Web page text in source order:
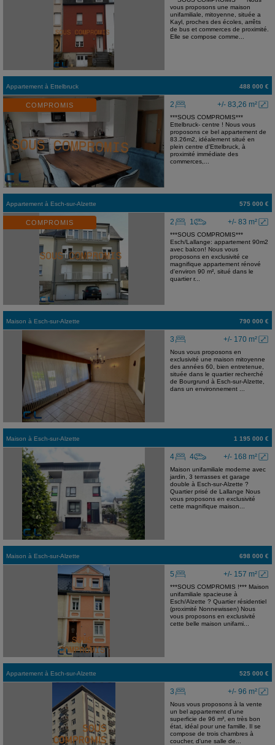
vous proposons une maison
unifamiliale, mitoyenne, située a
Kayl, proches des écoles, arrêts
de bus et commerces de proximité.
Elle se compose comme...
Appartement à Ettelbruck 488 000 €
COMPROMIS +/- 83,26 m²
2
***SOUS COMPROMIS***
Ettelbruck- centre ! Nous vous
proposons ce bel appartement de
83.26m2, idéalement situé en
plein centre d'Ettelbruck, à
proximité immédiate des
commerces,...
Appartement à Esch-sur-Alzette 575 000 €
COMPROMIS +/- 83 m²
2 1
***SOUS COMPROMIS***
Esch/Lallange: appartement 90m2
avec balcon! Nous vous
proposons en exclusivité ce
magnifique appartement rénové
d'environ 90 m², situé dans le
quartier r...
Maison à Esch-sur-Alzette 790 000 €
+/- 170 m²
3
Nous vous proposons en
exclusivité une maison mitoyenne
des années 60, bien entretenue,
située dans le quartier recherché
de Bourgrund à Esch-sur-Alzette,
dans un environnement ...
Maison à Esch-sur-Alzette 1 195 000 €
+/- 168 m²
4 4
Maison unifamiliale moderne avec
jardin, 3 terrasses et garage
double à Esch-sur-Alzette ?
Quartier prisé de Lallange Nous
vous proposons en exclusivité
cette magnifique maison...
Maison à Esch-sur-Alzette 698 000 €
+/- 157 m²
5
***SOUS COMPROMIS !*** Maison
unifamiliale spacieuse à
Esch/Alzette ? Quartier résidentiel
(proximité Nonnewissen) Nous
vous proposons en exclusivité
cette belle maison unifami...
Appartement à Esch-sur-Alzette 525 000 €
+/- 96 m²
3
Nous vous proposons à la vente
un bel appartement d'une
superficie de 96 m², en très bon
état, idéal pour une famille. Il se
compose de trois chambres à
coucher, d'une salle de...